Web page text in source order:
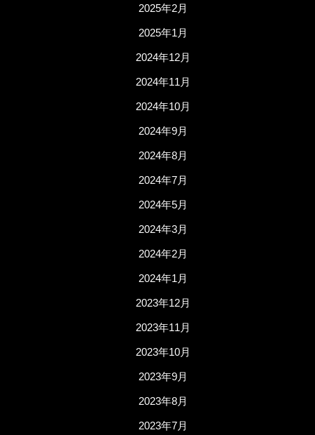
2025年2月
2025年1月
2024年12月
2024年11月
2024年10月
2024年9月
2024年8月
2024年7月
2024年5月
2024年3月
2024年2月
2024年1月
2023年12月
2023年11月
2023年10月
2023年9月
2023年8月
2023年7月